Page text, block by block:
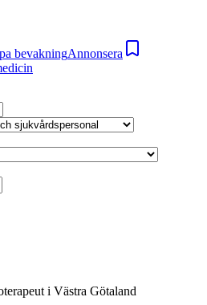
bevakningAnnonsera
i Västra Götaland